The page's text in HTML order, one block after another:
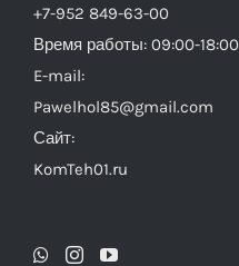
+7-952 849-63-00
Время работы: 09:00-18:00
E-mail:
Pawelhol85@gmail.com
Сайт:
KomTeh01.ru